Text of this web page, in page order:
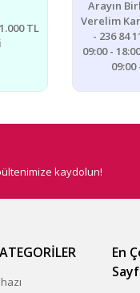
TL
Arayın
Verelim
- 236 84
09:00 -
09:00
kaydolun!
En